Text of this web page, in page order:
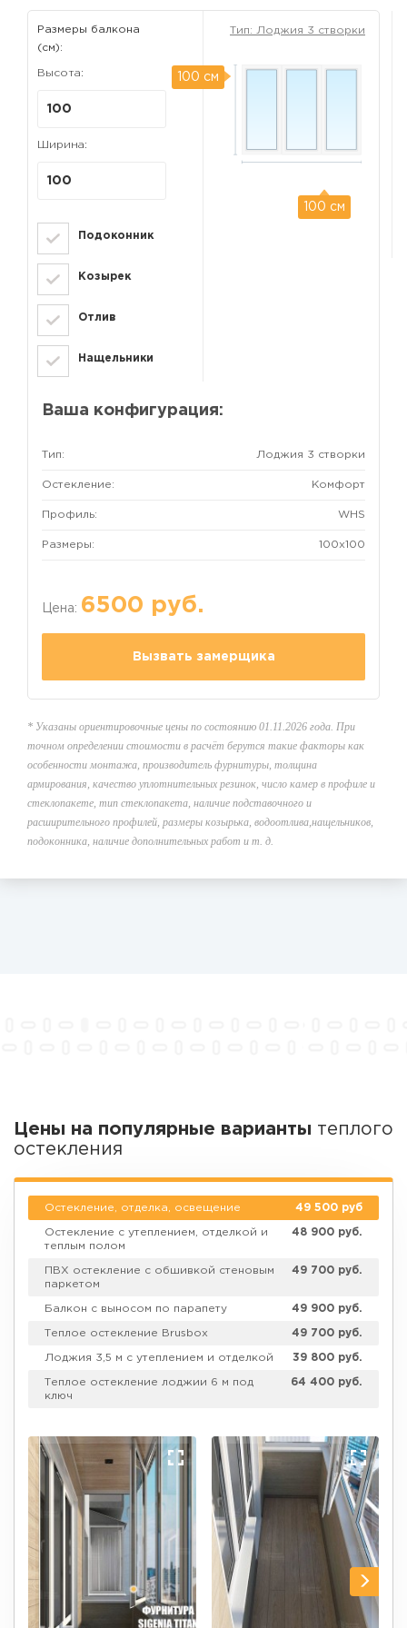
Размеры балкона
(см):
Высота:
Ширина:
Подоконник
Козырек
Отлив
Нащельники
Тип: Лоджия 3 створки
100 см
100 см
Ваша конфигурация:
Тип: Лоджия 3 створки
Остекление: Комфорт
Профиль: WHS
Размеры: 100x100
Цена: 6500 руб.
Вызвать замерщика
* Указаны ориентировочные цены по состоянию 01.11.2026 года. При
точном определении стоимости в расчёт берутся такие факторы как
особенности монтажа, производитель фурнитуры, толщина
армирования, качество уплотнительных резинок, число камер в профиле и
стеклопакете, тип стеклопакета, наличие подставочного и
расширительного профилей, размеры козырька, водоотлива,нащельников,
подоконника, наличие дополнительных работ и т. д.
Цены на популярные варианты теплого
остекления
Остекление, отделка, освещение 49 500 руб
Остекление с утеплением, отделкой и
теплым полом
48 900 руб.
ПВХ остекление с обшивкой стеновым
паркетом
49 700 руб.
Балкон с выносом по парапету 49 900 руб.
Теплое остекление Brusbox 49 700 руб.
Лоджия 3,5 м с утеплением и отделкой 39 800 руб.
Теплое остекление лоджии 6 м под
ключ
64 400 руб.
ПВХ окна Rehau Blitz c отделкой 40 600 руб.
ПВХ окна Proplex встроенной тумбой и
столиком
47 500 руб.
Теплые окна KBE и отделкой
ламинатом
36 700 руб.
Двухкамерные стеклопакеты,
утепление и отделка
39 800 руб.
ПВХ окна Rehau с обшивкой под ключ 49 900 руб.
ПВХ окна, утепление и отделка